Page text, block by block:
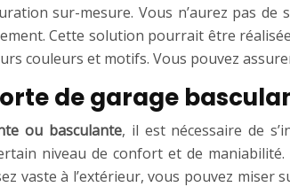
sur-mesure. Vous n’aurez pas
Cette solution pourrait être
couleurs et motifs. Vous pouvez
de garage
ou basculante, il est nécessaire de
niveau de confort et de
vaste à l’extérieur, vous pouvez